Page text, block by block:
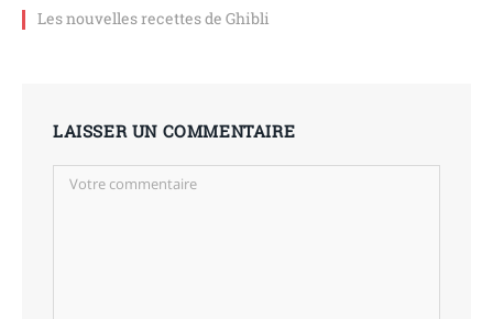
Les nouvelles recettes de Ghibli
LAISSER UN COMMENTAIRE